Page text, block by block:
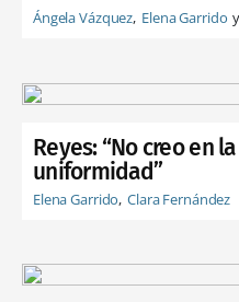
Ángela Vázquez Elena Garrido
Reyes: “No creo en
uniformidad”
Elena Garrido Clara Fernández